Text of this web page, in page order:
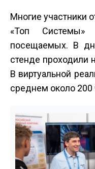
Многие участники
«Топ
посещаемых. В
стенде проходили
В виртуальной
среднем около 200